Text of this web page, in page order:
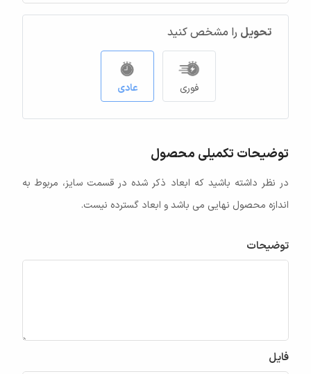
تحویل را مشخص کنید
فوری عادی
توضیحات تکمیلی محصول
در نظر داشته باشید که ابعاد ذکر شده در قسمت سایز، مربوط به
اندازه محصول نهایی می باشد و ابعاد گسترده نیست.
توضیحات
فایل